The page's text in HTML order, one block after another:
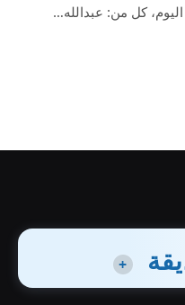
اليوم، كل من: عبدالله…
+